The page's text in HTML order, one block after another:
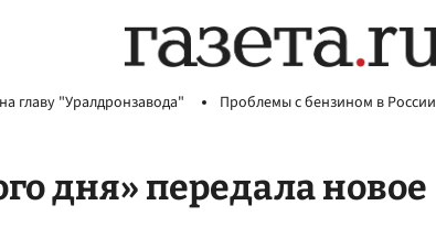
главу "Уралдронзавода" Проблемы с бензином в России
дня» передала новое